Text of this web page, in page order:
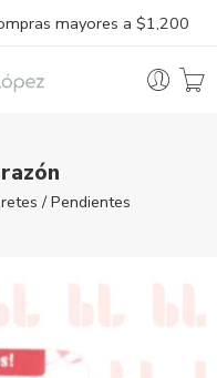
mayores a $1,200
/ Pendientes